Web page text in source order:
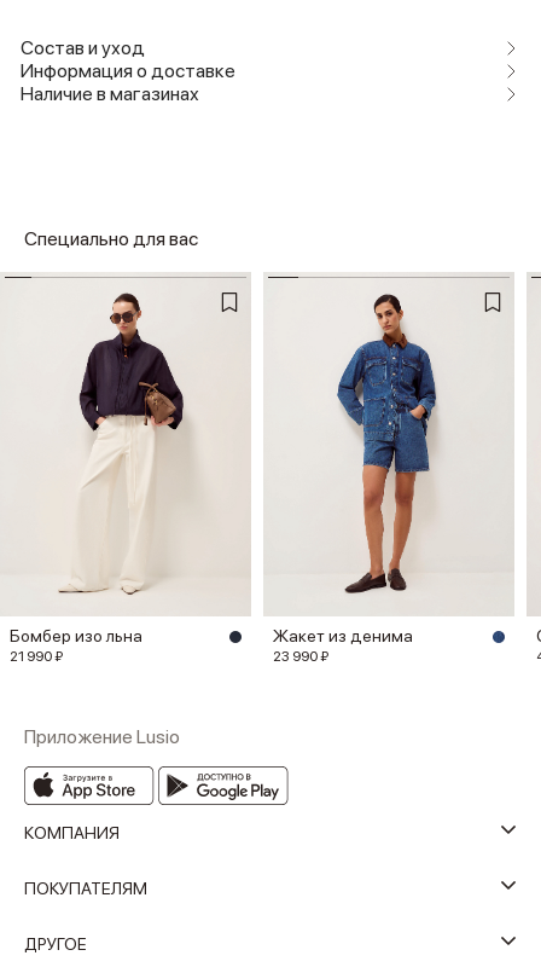
Состав и уход
Информация о доставке
Наличие в магазинах
Специально для вас
Бомбер изо льна
21 990 ₽
Жакет из денима
23 990 ₽
Приложение Lusio
КОМПАНИЯ
ПОКУПАТЕЛЯМ
ДРУГОЕ